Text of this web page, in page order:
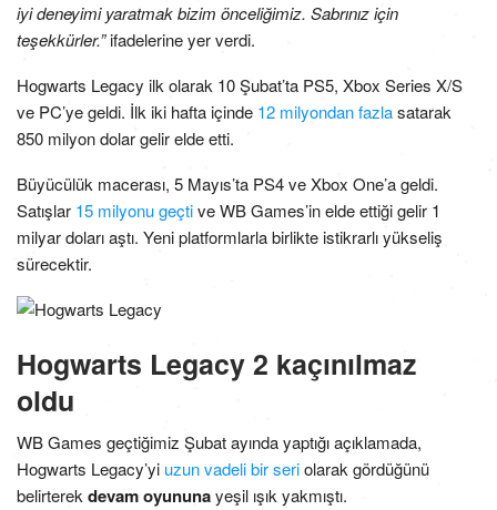
iyi deneyimi yaratmak bizim önceliğimiz. Sabrınız için
teşekkürler.”ifadelerine yer verdi.
Hogwarts Legacy ilk olarak 10 Şubat’ta PS5, Xbox Series X/S
ve PC’ye geldi. İlk iki hafta içinde 12 milyondan fazlasatarak
850 milyon dolar gelir elde etti.
Büyücülük macerası, 5 Mayıs’ta PS4 ve Xbox One’a geldi.
Satışlar 15 milyonu geçtive WB Games’in elde ettiği gelir 1
milyar doları aştı. Yeni platformlarla birlikte istikrarlı yükseliş
sürecektir.
Hogwarts Legacy 2 kaçınılmaz
oldu
WB Games geçtiğimiz Şubat ayında yaptığı açıklamada,
Hogwarts Legacy’yi uzun vadeli bir seriolarak gördüğünü
belirterekdevam oyununayeşil ışık yakmıştı.